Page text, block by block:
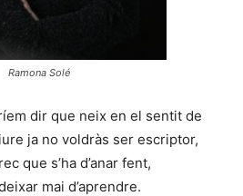
Ramona Solé
dir que neix en el sentit de
ja no voldràs ser escriptor,
que s’ha d’anar fent,
mai d’aprendre.